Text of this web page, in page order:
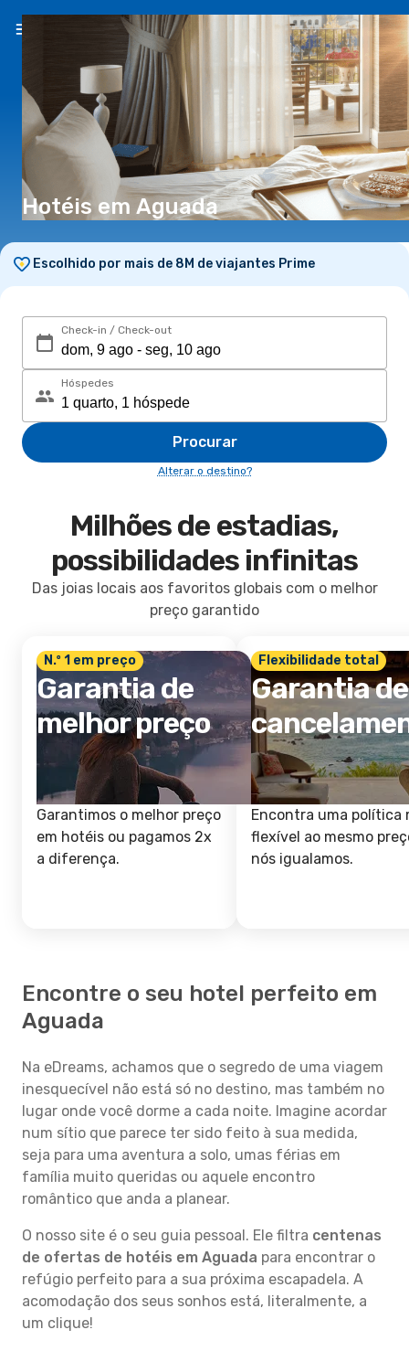
PT(€)
Hotéis em Aguada
Escolhido por mais de 8M de viajantes Prime
Check-in / Check-out
Hóspedes
Procurar
Alterar o destino?
Milhões de estadias,
possibilidades infinitas
Das joias locais aos favoritos globais com o melhor
preço garantido
N.º 1 em preço
Garantia de
melhor preço
Garantimos o melhor preço
em hotéis ou pagamos 2x
a diferença.
Flexibilidade total
Garantia de
Encontra uma política
flexível ao mesmo
nós igualamos.
Encontre o seu hotel perfeito em
Aguada
Na eDreams, achamos que o segredo de uma viagem
inesquecível não está só no destino, mas também no
lugar onde você dorme a cada noite. Imagine acordar
num sítio que parece ter sido feito à sua medida,
seja para uma aventura a solo, umas férias em
família muito queridas ou aquele encontro
romântico que anda a planear.
O nosso site é o seu guia pessoal. Ele filtra centenas
de ofertas de hotéis em Aguada para encontrar o
refúgio perfeito para a sua próxima escapadela. A
acomodação dos seus sonhos está, literalmente, a
um clique!